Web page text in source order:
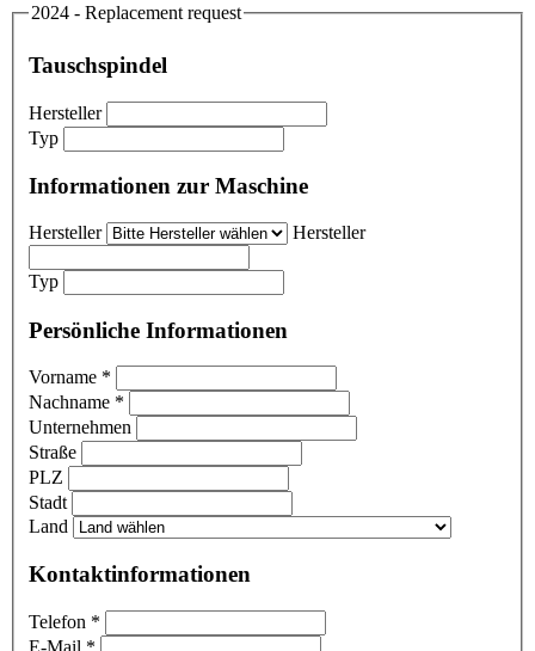
2024 - Replacement request
Tauschspindel
Hersteller
Typ
Informationen zur Maschine
Hersteller Hersteller
Typ
Persönliche Informationen
Vorname *
Nachname *
Unternehmen
Straße
PLZ
Stadt
Land
Kontaktinformationen
Telefon *
E-Mail *